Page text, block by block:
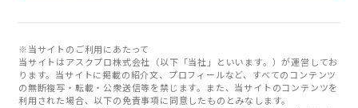
※当サイトのご利用にあたって
当サイトはアスクプロ株式会社（以下「当社」といいます。）が運営してお
ります。当サイトに掲載の紹介文、プロフィールなど、すべてのコンテンツ
の無断複写・転載・公衆送信等を禁じます。また、当サイトのコンテンツを
利用された場合、以下の免責事項に同意したものとみなします。